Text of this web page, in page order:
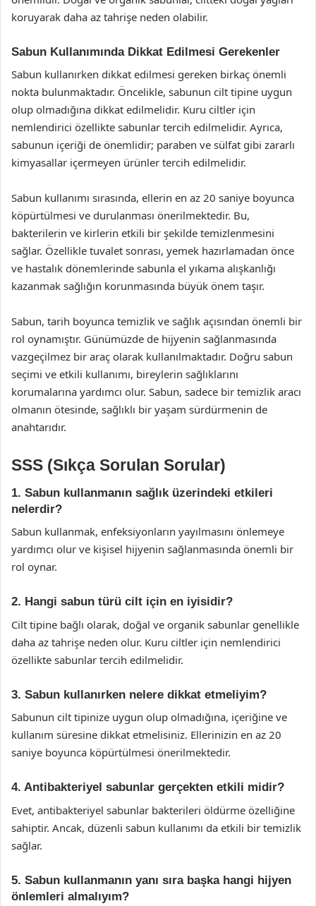
koruyarak daha az tahrişe neden olabilir.
Sabun Kullanımında Dikkat Edilmesi Gerekenler
Sabun kullanırken dikkat edilmesi gereken birkaç önemli
nokta bulunmaktadır. Öncelikle, sabunun cilt tipine uygun
olup olmadığına dikkat edilmelidir. Kuru ciltler için
nemlendirici özellikte sabunlar tercih edilmelidir. Ayrıca,
sabunun içeriği de önemlidir; paraben ve sülfat gibi zararlı
kimyasallar içermeyen ürünler tercih edilmelidir.
Sabun kullanımı sırasında, ellerin en az 20 saniye boyunca
köpürtülmesi ve durulanması önerilmektedir. Bu,
bakterilerin ve kirlerin etkili bir şekilde temizlenmesini
sağlar. Özellikle tuvalet sonrası, yemek hazırlamadan önce
ve hastalık dönemlerinde sabunla el yıkama alışkanlığı
kazanmak sağlığın korunmasında büyük önem taşır.
Sabun, tarih boyunca temizlik ve sağlık açısından önemli bir
rol oynamıştır. Günümüzde de hijyenin sağlanmasında
vazgeçilmez bir araç olarak kullanılmaktadır. Doğru sabun
seçimi ve etkili kullanımı, bireylerin sağlıklarını
korumalarına yardımcı olur. Sabun, sadece bir temizlik aracı
olmanın ötesinde, sağlıklı bir yaşam sürdürmenin de
anahtarıdır.
SSS (Sıkça Sorulan Sorular)
1. Sabun kullanmanın sağlık üzerindeki etkileri
nelerdir?
Sabun kullanmak, enfeksiyonların yayılmasını önlemeye
yardımcı olur ve kişisel hijyenin sağlanmasında önemli bir
rol oynar.
2. Hangi sabun türü cilt için en iyisidir?
Cilt tipine bağlı olarak, doğal ve organik sabunlar genellikle
daha az tahrişe neden olur. Kuru ciltler için nemlendirici
özellikte sabunlar tercih edilmelidir.
3. Sabun kullanırken nelere dikkat etmeliyim?
Sabunun cilt tipinize uygun olup olmadığına, içeriğine ve
kullanım süresine dikkat etmelisiniz. Ellerinizin en az 20
saniye boyunca köpürtülmesi önerilmektedir.
4. Antibakteriyel sabunlar gerçekten etkili midir?
Evet, antibakteriyel sabunlar bakterileri öldürme özelliğine
sahiptir. Ancak, düzenli sabun kullanımı da etkili bir temizlik
sağlar.
5. Sabun kullanmanın yanı sıra başka hangi hijyen
önlemleri almalıyım?